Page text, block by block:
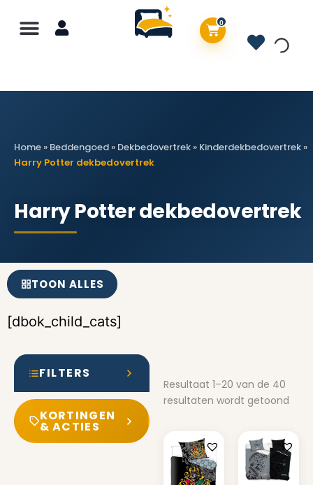
0
Home » Beddengoed » Dekbedovertrek » Kinderdekbedovertrek »
Harry Potter dekbedovertrek
Harry Potter dekbedovertrek
TOON ALLES
[dbok_child_cats]
FILTERS
KORTINGEN
& ACTIES
Resultaat 1–20 van de 40
resultaten wordt getoond